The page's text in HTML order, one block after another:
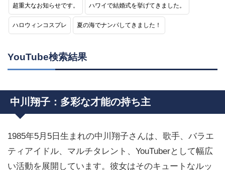
超重大なお知らせです。 ハワイで結婚式を挙げてきました。
ハロウィンコスプレ 夏の海でナンパしてきました！
YouTube検索結果
中川翔子：多彩な才能の持ち主
1985年5月5日生まれの中川翔子さんは、歌手、バラエ
ティアイドル、マルチタレント、YouTuberとして幅広
い活動を展開しています。彼女はそのキュートなルッ